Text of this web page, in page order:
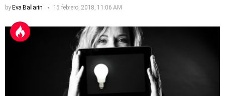
by Eva Ballarin 15 febrero, 2018, 11:06 AM